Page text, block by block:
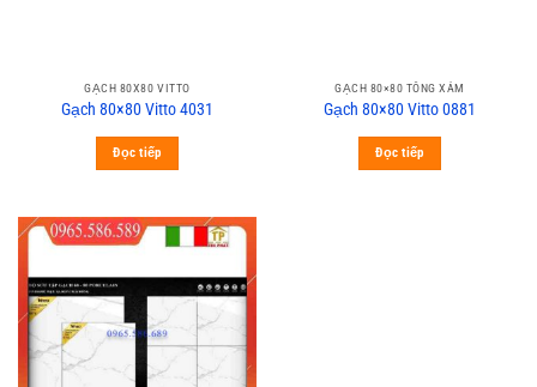
GẠCH 80X80 VITTO
Gạch 80×80 Vitto 4031
Đọc tiếp
GẠCH 80×80 TÔNG XÁM
Gạch 80×80 Vitto 0881
Đọc tiếp